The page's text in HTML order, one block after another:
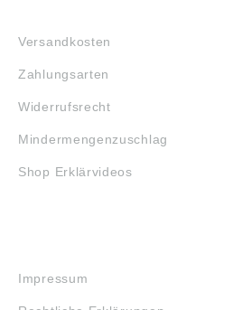
Versandkosten
Zahlungsarten
Widerrufsrecht
Mindermengenzuschlag
Shop Erklärvideos
Impressum